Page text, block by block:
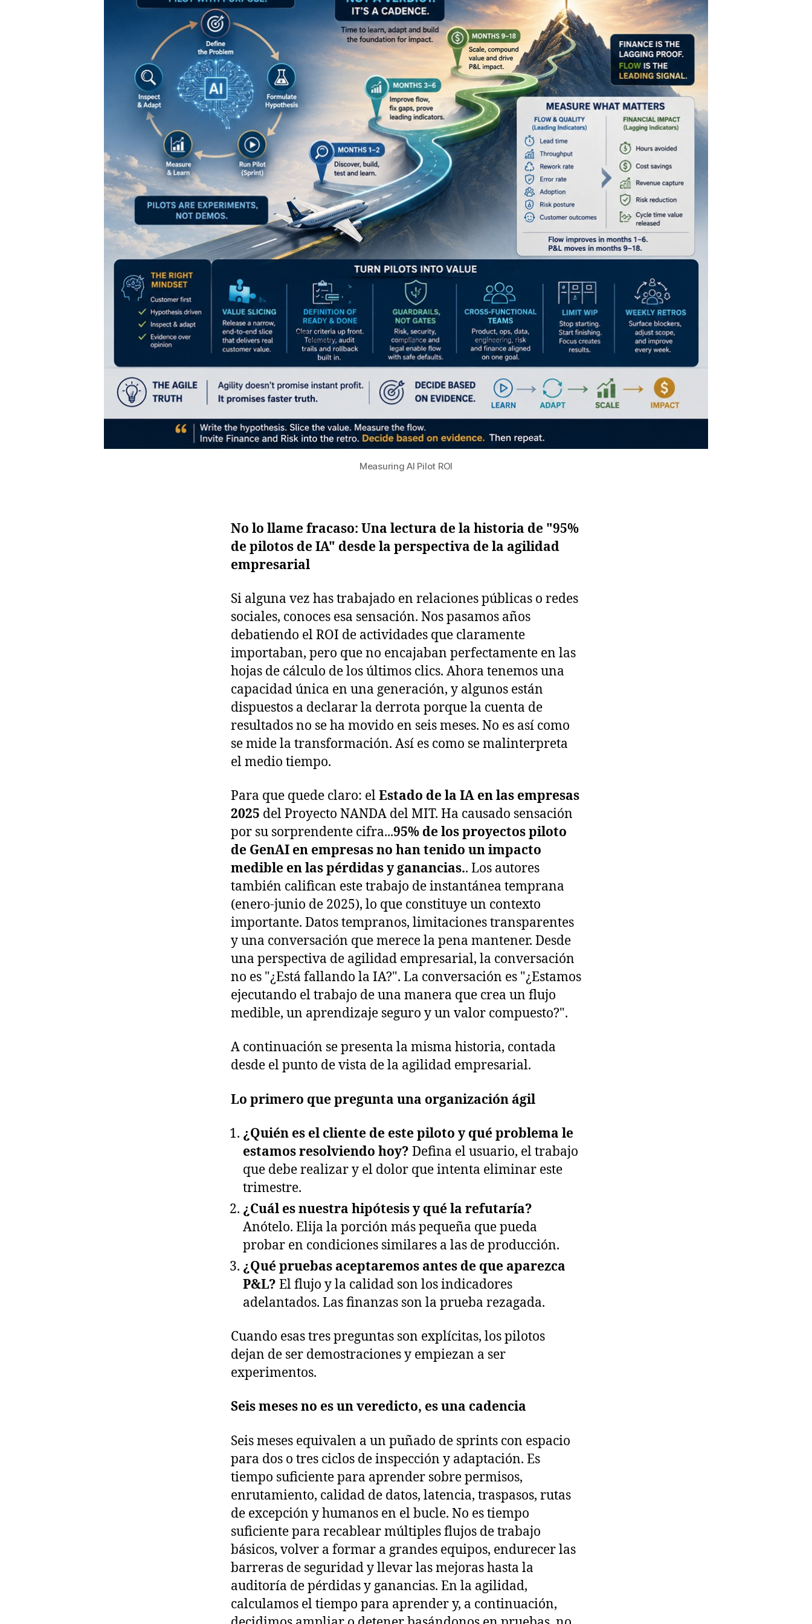
Measuring AI Pilot ROI
No lo llame fracaso: Una lectura de la historia de "95%
de pilotos de IA" desde la perspectiva de la agilidad
empresarial
Si alguna vez has trabajado en relaciones públicas o redes
sociales, conoces esa sensación. Nos pasamos años
debatiendo el ROI de actividades que claramente
importaban, pero que no encajaban perfectamente en las
hojas de cálculo de los últimos clics. Ahora tenemos una
capacidad única en una generación, y algunos están
dispuestos a declarar la derrota porque la cuenta de
resultados no se ha movido en seis meses. No es así como
se mide la transformación. Así es como se malinterpreta
el medio tiempo.
Para que quede claro: elEstado de la IA en las empresas
2025 del Proyecto NANDA del MIT. Ha causado sensación
por su sorprendente cifra...95% de los proyectos piloto
de GenAI en empresas no han tenido un impacto
medible en las pérdidas y ganancias.. Los autores
también califican este trabajo de instantánea temprana
(enero-junio de 2025), lo que constituye un contexto
importante. Datos tempranos, limitaciones transparentes
y una conversación que merece la pena mantener. Desde
una perspectiva de agilidad empresarial, la conversación
no es "¿Está fallando la IA?". La conversación es "¿Estamos
ejecutando el trabajo de una manera que crea un flujo
medible, un aprendizaje seguro y un valor compuesto?".
A continuación se presenta la misma historia, contada
desde el punto de vista de la agilidad empresarial.
Lo primero que pregunta una organización ágil
¿Quién es el cliente de este piloto y qué problema le
estamos resolviendo hoy? Defina el usuario, el trabajo
que debe realizar y el dolor que intenta eliminar este
trimestre.
¿Cuál es nuestra hipótesis y qué la refutaría?
Anótelo. Elija la porción más pequeña que pueda
probar en condiciones similares a las de producción.
¿Qué pruebas aceptaremos antes de que aparezca
P&L? El flujo y la calidad son los indicadores
adelantados. Las finanzas son la prueba rezagada.
Cuando esas tres preguntas son explícitas, los pilotos
dejan de ser demostraciones y empiezan a ser
experimentos.
Seis meses no es un veredicto, es una cadencia
Seis meses equivalen a un puñado de sprints con espacio
para dos o tres ciclos de inspección y adaptación. Es
tiempo suficiente para aprender sobre permisos,
enrutamiento, calidad de datos, latencia, traspasos, rutas
de excepción y humanos en el bucle. No es tiempo
suficiente para recablear múltiples flujos de trabajo
básicos, volver a formar a grandes equipos, endurecer las
barreras de seguridad y llevar las mejoras hasta la
auditoría de pérdidas y ganancias. En la agilidad,
calculamos el tiempo para aprender y, a continuación,